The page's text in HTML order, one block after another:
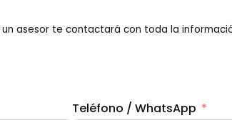
asesor te contactará con toda la
Teléfono / WhatsApp